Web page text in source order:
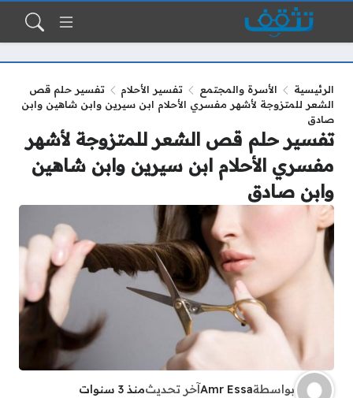
الرئيسية الأسرة والمجتمع تفسير الأحلام
تفسير حلم قص
الشعر للمتزوجة لأشهر مفسري الأحلام ابن سيرين وابن شاهين وابن
صادق
تفسير حلم قص الشعر للمتزوجة لأشهر
مفسري الأحلام ابن سيرين وابن شاهين
وابن صادق
بواسطةAmr Essa آخر تحديثمنذ 3 سنوات